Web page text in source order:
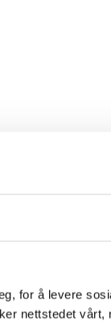
for å levere
nettstedet vårt,